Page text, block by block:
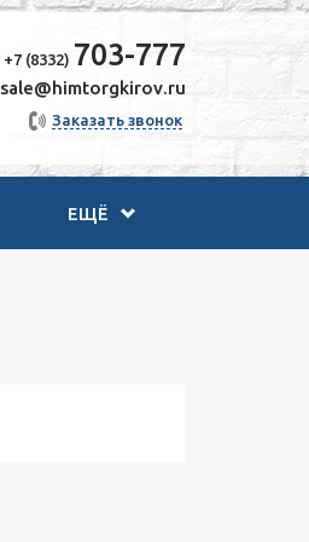
+7 (8332) 703-777
sale@himtorgkirov.ru
Заказать звонок
ЕЩЁ